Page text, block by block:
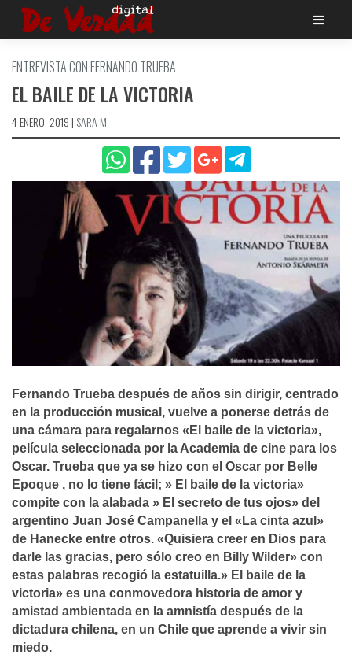
Saltar
ENTREVISTA CON FERNANDO TRUEBA
EL BAILE DE LA VICTORIA
4 ENERO, 2019 | SARA M
Fernando Trueba después de años sin dirigir, centrado
en la producción musical, vuelve a ponerse detrás de
una cámara para regalarnos «El baile de la victoria»,
pelí­cula seleccionada por la Academia de cine para los
Oscar. Trueba que ya se hizo con el Oscar por Belle
Epoque , no lo tiene fácil; » El baile de la victoria»
compite con la alabada » El secreto de tus ojos» del
argentino Juan José Campanella y el «La cinta azul»
de Hanecke entre otros. «Quisiera creer en Dios para
darle las gracias, pero sólo creo en Billy Wilder» con
estas palabras recogió la estatuilla.» El baile de la
victoria» es una conmovedora historia de amor y
amistad ambientada en la amnistí­a después de la
dictadura chilena, en un Chile que aprende a vivir sin
miedo.